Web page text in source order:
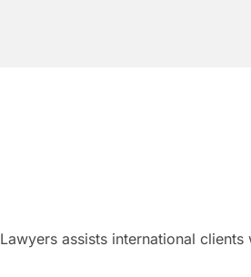
assists international